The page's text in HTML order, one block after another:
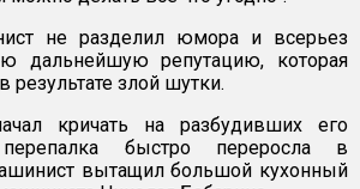
не разделил юмора и всерьез
дальнейшую репутацию, которая
результате злой шутки.
кричать на разбудивших его
быстро переросла в
вытащил большой кухонный